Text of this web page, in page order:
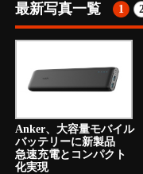
最新写真一覧 1
Anker、大容量モバイル
バッテリーに新製品
急速充電とコンパクト
化実現